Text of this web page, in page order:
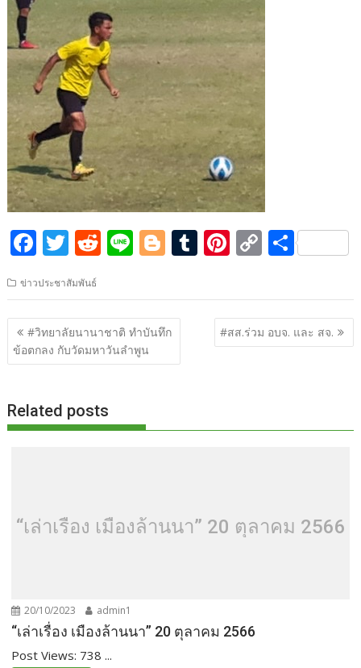
F
e
b
o
o
k
T
itt
er
R
d
di
t
Li
e
Bl
g
g
er
T
m
bl
Pi
er
e
st
C
p
y
Li
S
ar
e
ข่าวประชาสัมพันธ์
แนะแนว
เรื่อง
#วิทยาลัยนานาชาติ ทำบันทึก
ข้อตกลง กับวัดมหาวันลำพูน
#สส.ร่วม อบจ. และ สจ.
Related posts
“เล่าเรื่อง เมืองล้านนา” 20 ตุลาคม 2566
20/10/2023 admin1
“เล่าเรื่อง เมืองล้านนา” 20 ตุลาคม 2566
Post Views: 738 ...